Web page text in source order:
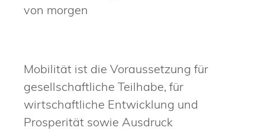
von morgen
Mobilität ist die Voraussetzung für
gesellschaftliche Teilhabe, für
wirtschaftliche Entwicklung und
Prosperität sowie Ausdruck